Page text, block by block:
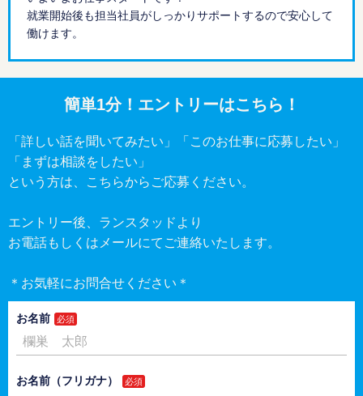
就業開始後も担当社員がしっかりサポートするので安心して
働けます。
簡単1分！エントリーはこちら！
「詳しい話を聞いてみたい」
「このお仕事に応募したい」
「まずは相談をしたい」
という方は、こちらからご応募ください。
エントリー後、ランスタッドより
お電話もしくはメールにてご連絡いたします。
＊お気軽にお問合せください＊
お名前
お名前（フリガナ）